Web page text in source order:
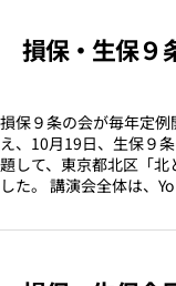
損保・生保９
損保９条の会が毎年定
え、10月19日、生保９
題して、東京都北区「
した。 講演会全体は、